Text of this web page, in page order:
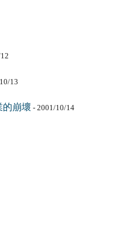
13
的崩壞 - 2001/10/14